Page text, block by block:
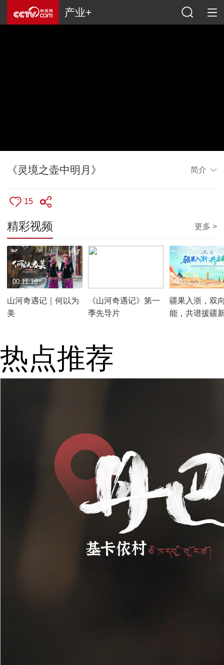
产业+
《灵境之壶中明月》 简介
15
精彩视频 更多 >
山河奇遇记｜何以为
美
00:11:16
《山河奇遇记》第一
季先导片
疆果入浙，双
能，共谱援疆
00:04:53
热点推荐